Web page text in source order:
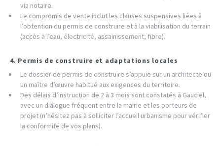
via notaire.
Le compromis de vente inclut les clauses suspensives liées à
l’obtention du permis de construire et à la viabilisation du terrain
(accès à l’eau, électricité, assainissement, fibre).
4. Permis de construire et adaptations locales
Le dossier de permis de construire s’appuie sur un architecte ou
un maître d’œuvre habitué aux exigences du territoire.
Des délais d’instruction de 2 à 3 mois sont constatés à Gauciel,
avec un dialogue fréquent entre la mairie et les porteurs de
projet (n’hésitez pas à solliciter l’accueil urbanisme pour vérifier
la conformité de vos plans).